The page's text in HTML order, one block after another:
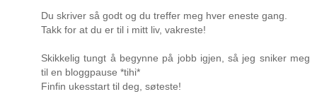
Du skriver så godt og du treffer meg hver eneste gang.
Takk for at du er til i mitt liv, vakreste!
Skikkelig tungt å begynne på jobb igjen, så jeg sniker meg
til en bloggpause *tihi*
Finfin ukesstart til deg, søteste!